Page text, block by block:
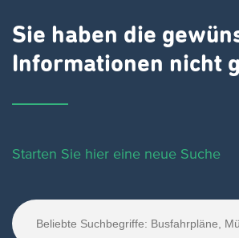
Sie haben die
Informationen nicht
Starten Sie hier eine neue Suche